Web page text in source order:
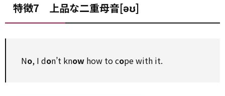
特徴7 上品な二重母音[əʊ]
No, I don’t know how to cope with it.